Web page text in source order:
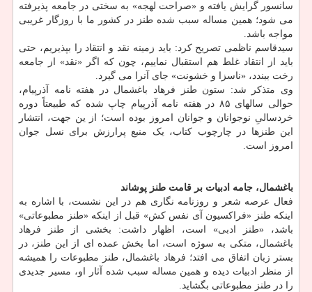
سانسور گرایش یافته و «صراحت لهجه» به سختی در جامعه پذیرفته
می شود؛ همین مساله سبب شده طنز در کشور ما با روزگار غریبی
مواجه باشد.
سیدقاسم ناظمی تصریح کرد: باید زمینه نقد و انتقاد را بپذیریم، حتی
باید از انتقاد غلط هم استقبال نماییم، چون که اگر «نقد» از جامعه
رخت ببندد، «ناسزا و خشونت» جای آنرا می گیرد.
وی متذکر شد: ستون طنز فرهاد باغشمال در هفته نامه آذرپیام،
حوالی سالهای ۸۵ در هفته نامه آذرپیام چاپ شده که طبیعتاً دوره
خردسالیِ نوجوانان و جوانان امروز بوده است؛ از ین جهت، انتشار
این طنزها در چارچوب کتاب، یک منبع پرارزش برای نسل جوان
امروز است.
باغشمال، جامه ادبیات بر قامت طنز پوشاند
فعال عرصه شعر و روزنامه نگاری هم در این نشست، با اشاره به
اینکه طنز «فراکسیون آی نفس کش» قبل از اینکه «طنز مطبوعاتی»
باشد، «طنز ادبی» است، اظهار داشت: بخشی از طنز فرهاد
باغشمال، متکی به سوژه است، اما بخش عمده ای از این طنز، در
بستر زبان اتفاق می افتد؛ فرهاد باغشمال، طنز مطبوعات را همیشه
از منظر ادبیات دیده و همین مساله سبب شده آثار او، مسیر جدیدی
را در طنز مطبوعاتی بگشاید.